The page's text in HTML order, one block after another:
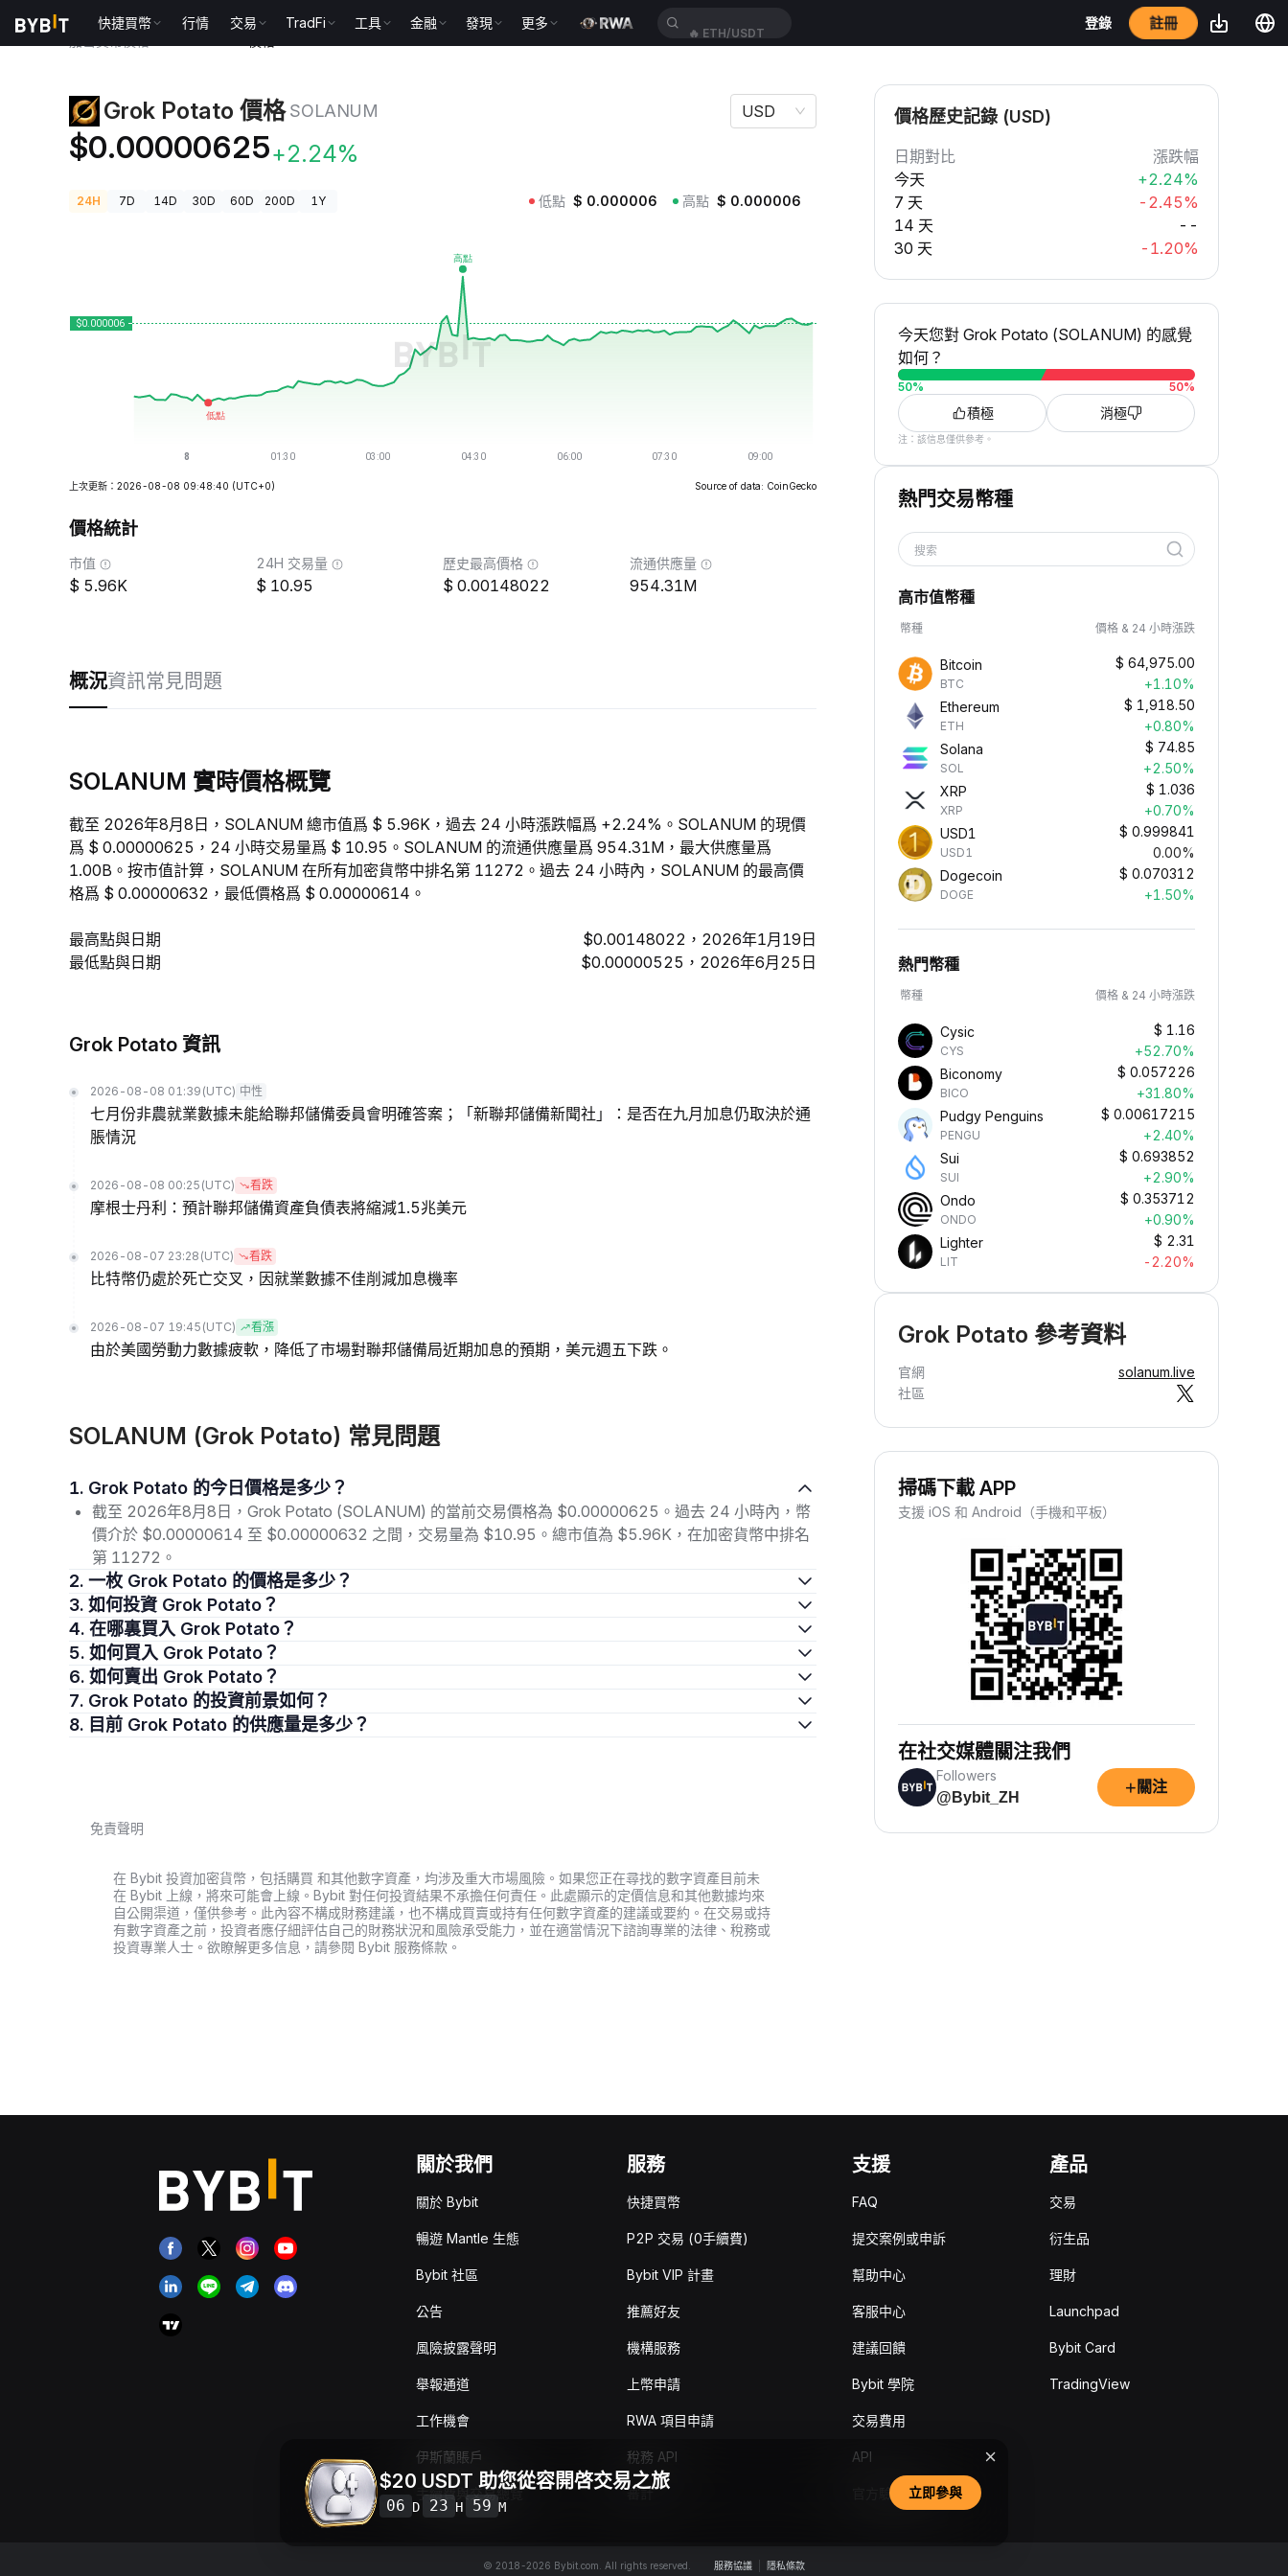
快捷買幣 行情 交易 TradFi 工具 金融 發現 更多 登錄 註冊
Grok Potato 價格 SOLANUM
$0.00000625+2.24%
USD
24H 7D 14D 30D 60D 200D 1Y 低點 $ 0.000006 高點 $ 0.000006
上次更新：2026-08-08 09:48:40 (UTC+0) Source of data: CoinGecko
價格統計
市值
5.96K
24H 交易量
10.95
歷史最高價格
0.00148022
流通供應量
954.31M
概況資訊常見問題
SOLANUM 實時價格概覽
截至 2026年8月8日，SOLANUM 總市值爲 $ 5.96K，過去 24 小時漲跌幅爲 +2.24%。SOLANUM 的現價
爲 $ 0.00000625，24 小時交易量爲 $ 10.95。SOLANUM 的流通供應量爲 954.31M，最大供應量爲
1.00B。按市值計算，SOLANUM 在所有加密貨幣中排名第 11272。過去 24 小時內，SOLANUM 的最高價
格爲 $ 0.00000632，最低價格爲 $ 0.00000614。
最高點與日期
$0.00148022，2026年1月19日
最低點與日期
$0.00000525，2026年6月25日
Grok Potato 資訊
2026-08-08 01:39 (UTC) 中性
七月份非農就業數據未能給聯邦儲備委員會明確答案；「新聯邦儲備新聞社」：是否在九月加息仍取決於通
脹情況
2026-08-08 00:25 (UTC) 看跌
摩根士丹利：預計聯邦儲備資產負債表將縮減1.5兆美元
2026-08-07 23:28 (UTC) 看跌
比特幣仍處於死亡交叉，因就業數據不佳削減加息機率
2026-08-07 19:45 (UTC) 看漲
由於美國勞動力數據疲軟，降低了市場對聯邦儲備局近期加息的預期，美元週五下跌。
SOLANUM (Grok Potato) 常見問題
1. Grok Potato 的今日價格是多少？
截至 2026年8月8日，Grok Potato (SOLANUM) 的當前交易價格為 $0.00000625。過去 24 小時內，幣
價介於 $0.00000614 至 $0.00000632 之間，交易量為 $10.95。總市值為 $5.96K，在加密貨幣中排名
第 11272。
2. 一枚 Grok Potato 的價格是多少？
3. 如何投資 Grok Potato？
4. 在哪裏買入 Grok Potato？
5. 如何買入 Grok Potato？
6. 如何賣出 Grok Potato？
7. Grok Potato 的投資前景如何？
8. 目前 Grok Potato 的供應量是多少？
免責聲明
在 Bybit 投資加密貨幣，包括購買 和其他數字資產，均涉及重大市場風險。如果您正在尋找的數字資產目前未
在 Bybit 上線，將來可能會上線。Bybit 對任何投資結果不承擔任何責任。此處顯示的定價信息和其他數據均來
自公開渠道，僅供參考。此內容不構成財務建議，也不構成買賣或持有任何數字資產的建議或要約。在交易或持
有數字資產之前，投資者應仔細評估自己的財務狀況和風險承受能力，並在適當情況下諮詢專業的法律、稅務或
投資專業人士。欲瞭解更多信息，請參閱 Bybit 服務條款。
價格歷史記錄 (USD)
日期對比
漲跌幅
今天
+2.24%
7 天
-2.45%
14 天
--
30 天
-1.20%
今天您對 Grok Potato (SOLANUM) 的感覺
如何？
50% 50%
積極 消極
注：該信息僅供參考。
熱門交易幣種
搜索
高市值幣種
幣種 價格 & 24 小時漲跌
Bitcoin
BTC
$ 64,975.00
+1.10%
Ethereum
ETH
$ 1,918.50
+0.80%
Solana
SOL
$ 74.85
+2.50%
XRP
XRP
$ 1.036
+0.70%
USD1
USD1
$ 0.999841
0.00%
Dogecoin
DOGE
$ 0.070312
+1.50%
熱門幣種
幣種 價格 & 24 小時漲跌
Cysic
CYS
$ 1.16
+52.70%
Biconomy
BICO
$ 0.057226
+31.80%
Pudgy Penguins
PENGU
$ 0.00617215
+2.40%
Sui
SUI
$ 0.693852
+2.90%
Ondo
ONDO
$ 0.353712
+0.90%
Lighter
LIT
$ 2.31
-2.20%
Grok Potato 參考資料
官網
solanum.live
社區
掃碼下載 APP
支援 iOS 和 Android（手機和平板）
在社交媒體關注我們
Followers
@Bybit_ZH
+ 關注
關於我們
關於 Bybit
暢遊 Mantle 生態
Bybit 社區
公告
風險披露聲明
舉報通道
工作機會
伊斯蘭賬戶
手續費與交易總覽
服務
快捷買幣
P2P 交易 (0手續費)
Bybit VIP 計畫
推薦好友
機構服務
上幣申請
RWA 項目申請
稅務 API
審計
支援
FAQ
提交案例或申訴
幫助中心
客服中心
建議回饋
Bybit 學院
交易費用
API
官方驗證通道
產品
交易
衍生品
理財
Launchpad
Bybit Card
TradingView
© 2018-2026 Bybit.com. All rights reserved. 服務協議 隱私條款
$20 USDT 助您從容開啓交易之旅
06 D 23 H 59 M
立即參與